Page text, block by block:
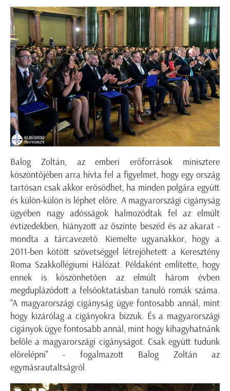
Balog Zoltán, az emberi erőforrások minisztere
köszöntőjében arra hívta fel a figyelmet, hogy egy ország
tartósan csak akkor erősödhet, ha minden polgára együtt
és külön-külön is léphet előre. A magyarországi cigányság
ügyében nagy adósságok halmozódtak fel az elmúlt
évtizedekben, hiányzott az őszinte beszéd és az akarat -
mondta a tárcavezető. Kiemelte ugyanakkor, hogy a
2011-ben kötött szövetséggel létrejöhetett a Keresztény
Roma Szakkollégiumi Hálózat. Példaként említette, hogy
ennek is köszönhetően az elmúlt három évben
megduplázódott a felsőoktatásban tanuló romák száma.
"A magyarországi cigányság ügye fontosabb annál, mint
hogy kizárólag a cigányokra bízzuk. És a magyarországi
cigányok ügye fontosabb annál, mint hogy kihagyhatnánk
belőle a magyarországi cigányságot. Csak együtt tudunk
előrelépni" - fogalmazott Balog Zoltán az
egymásrautaltságról.